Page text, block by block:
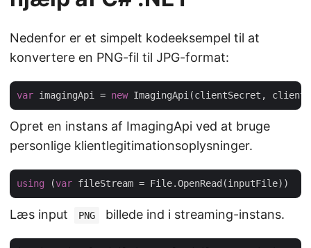
Nedenfor er et simpelt kodeeksempel til at
konvertere en PNG-fil til JPG-format:
var imagingApi = new
Opret en instans af ImagingApi ved at bruge
personlige klientlegitimationsoplysninger.
using (var
Læs input PNG billede ind i streaming-instans.